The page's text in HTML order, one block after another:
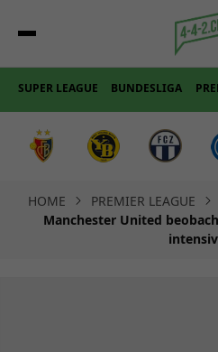
SUPER LEAGUE BUNDESLIGA
HOME PREMIER LEAGUE
Manchester United
intensiv